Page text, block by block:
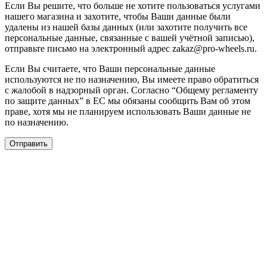
Если Вы решите, что больше не хотите пользоваться услугами
нашего магазина и захотите, чтобы Ваши данные были
удалены из нашей базы данных (или захотите получить все
персональные данные, связанные с вашей учётной записью),
отправьте письмо на электронный адрес zakaz@pro-wheels.ru.
Если Вы считаете, что Ваши персональные данные
используются не по назначению, Вы имеете право обратиться
с жалобой в надзорный орган. Согласно “Общему регламенту
по защите данных” в ЕС мы обязаны сообщить Вам об этом
праве, хотя мы не планируем использовать Ваши данные не
по назначению.
Отправить